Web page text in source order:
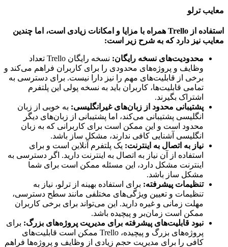
ترلو
از
Trello همراه با مزایا و امکانات زیادی است، اما چندین
نیز دارد که به شرح زیر است:
محدودیت‌های نسخه رایگان:
نسخه رایگان Trello تعداد
وظایف و پروژه‌های محدودی را برای کاربران فراهم می‌کند و
برخی از قابلیت‌های مهم را نیز دارا نیست. برای دسترسی به
تمامی قابلیت‌ها، کاربران باید به نسخه پولی این پلتفرم
اشتراک بگیرند.
پشتیبانی محدود از زبان‌های غیرانگلیسی:به خوبی از زبان
انگلیسی پشتیبانی می‌کند، اما پشتیبانی از زبان‌های دیگر
محدود است و این ممکن است برای کاربرانی که به زبان
انگلیسی آشنایی کافی ندارند، مشکل ساز باشد.
نیاز به اتصال به اینترنت:یک پلتفرم آنلاین است و برای
استفاده از آن نیاز به اتصال به اینترنت دارید. اگر دسترسی به
اینترنت مشکل دارد، این مسئله ممکن است برای شما
مشکل ساز باشد.
تنظیمات پیشرفته: برای استفاده بهینه از ترلو، نیاز به
تنظیمات و تعیین ویژگی‌های مختلفی مانند سطح دسترسی،
مهلت زمانی و غیره دارید. این می‌تواند برای برخی کاربران
ممکن است زمان‌بر و پیچیده باشد.
نبود قابلیت‌های پیشرفته برای مدیریت پروژه‌های بزرگ:برای
پروژه‌های بزرگ و پیچیده، Trello ممکن است قابلیت‌های
کافی را برای مدیریت حجم زیادی از وظایف و پروژه‌ها فراهم